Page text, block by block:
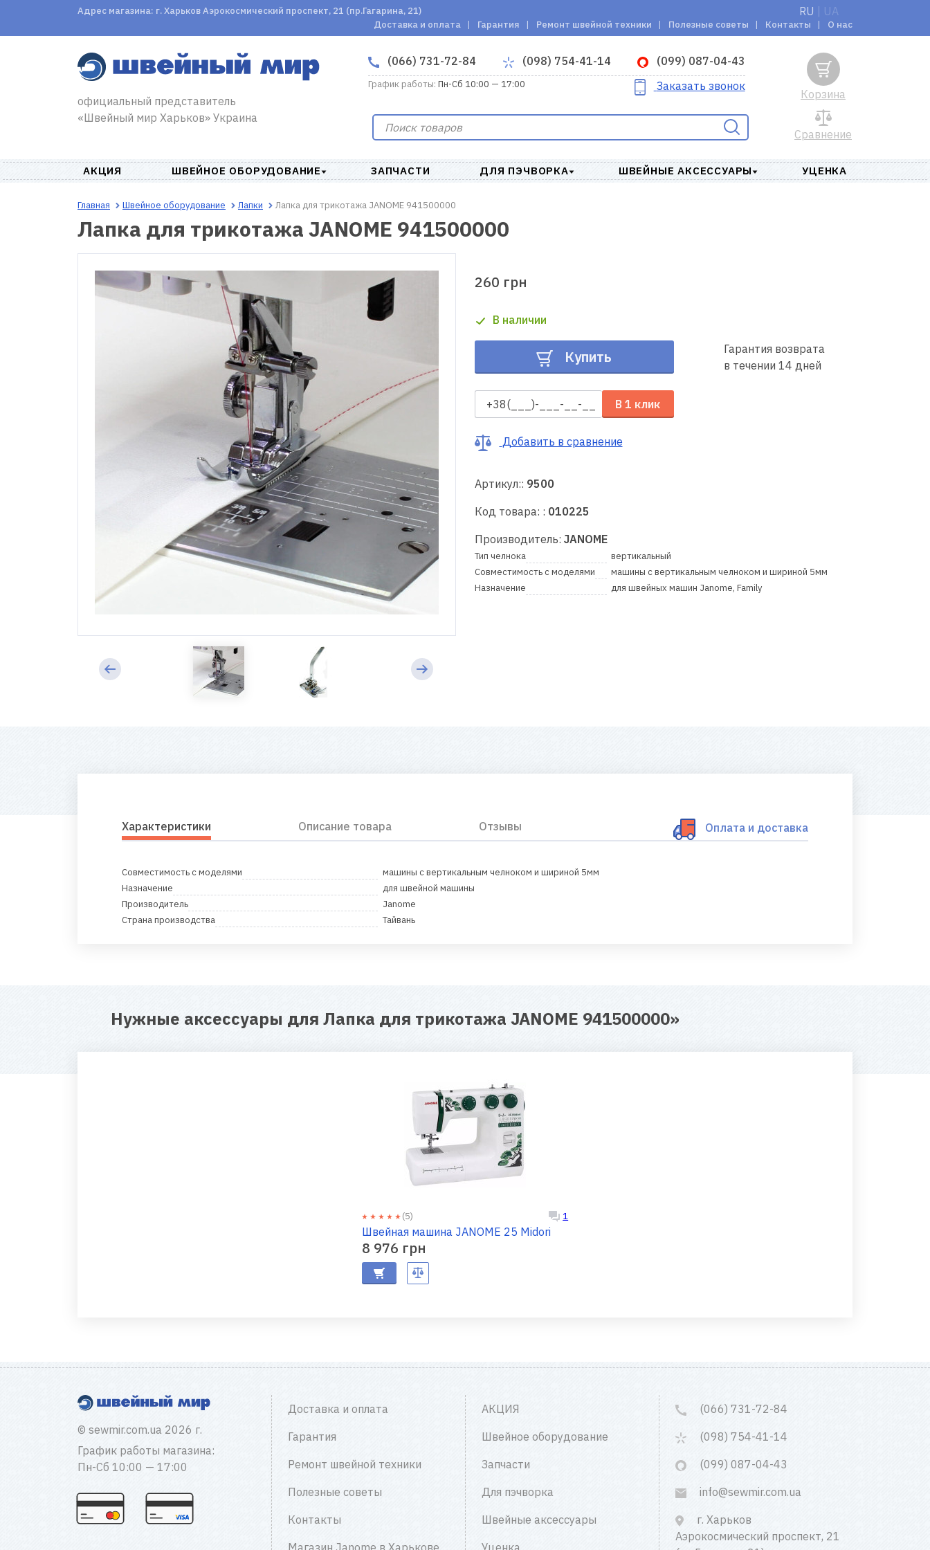
Адрес магазина: г. Харьков Аэрокосмический проспект, 21 (пр.Гагарина, 21) RU UA
Доставка и оплата Гарантия Ремонт швейной техники Полезные советы Контакты О нас
официальный представитель
«Швейный мир Харьков» Украина
(066) 731-72-84 (098) 754-41-14 (099) 087-04-43
График работы: Пн-Сб 10:00 — 17:00 Заказать звонок
Сравнение
Корзина
АКЦИЯ ШВЕЙНОЕ ОБОРУДОВАНИЕ ЗАПЧАСТИ ДЛЯ ПЭЧВОРКА ШВЕЙНЫЕ АКСЕССУАРЫ УЦЕНКА
Главная Швейное оборудование Лапки Лапка для трикотажа JANOME 941500000
Лапка для трикотажа JANOME 941500000
260 грн
В наличии
Купить
В 1 клик
Гарантия возврата
в течении 14 дней
Добавить в сравнение
Артикул:: 9500
Код товара: : 010225
Производитель: JANOME
Тип челнока
вертикальный
Совместимость с моделями
машины с вертикальным челноком и шириной 5мм
Назначение
для швейных машин Janome, Family
Характеристики Описание товара Отзывы Оплата и доставка
Совместимость с моделями
машины с вертикальным челноком и шириной 5мм
Назначение
для швейной машины
Производитель
Janome
Страна производства
Тайвань
Нужные аксессуары для Лапка для трикотажа JANOME 941500000»
(5) 1
Швейная машина JANOME 25 Midori
8 976 грн
© sewmir.com.ua 2026 г.
График работы магазина:
Пн-Сб 10:00 — 17:00
Доставка и оплата
Гарантия
Ремонт швейной техники
Полезные советы
Контакты
Магазин Janome в Харькове
АКЦИЯ
Швейное оборудование
Запчасти
Для пэчворка
Швейные аксессуары
Уценка
(066) 731-72-84
(098) 754-41-14
(099) 087-04-43
info@sewmir.com.ua
г. Харьков
Аэрокосмический проспект, 21